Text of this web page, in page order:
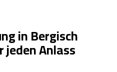
in Bergisch
jeden Anlass